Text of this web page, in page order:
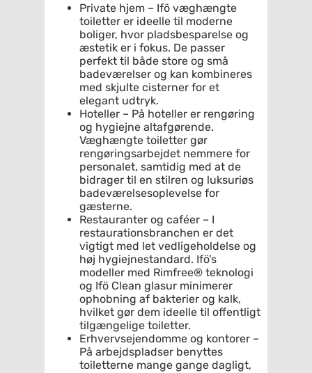
Private hjem – Ifö væghængte
toiletter er ideelle til moderne
boliger, hvor pladsbesparelse og
æstetik er i fokus. De passer
perfekt til både store og små
badeværelser og kan kombineres
med skjulte cisterner for et
elegant udtryk.
Hoteller – På hoteller er rengøring
og hygiejne altafgørende.
Væghængte toiletter gør
rengøringsarbejdet nemmere for
personalet, samtidig med at de
bidrager til en stilren og luksuriøs
badeværelsesoplevelse for
gæsterne.
Restauranter og caféer – I
restaurationsbranchen er det
vigtigt med let vedligeholdelse og
høj hygiejnestandard. Ifö’s
modeller med Rimfree® teknologi
og Ifö Clean glasur minimerer
ophobning af bakterier og kalk,
hvilket gør dem ideelle til offentligt
tilgængelige toiletter.
Erhvervsejendomme og kontorer –
På arbejdspladser benyttes
toiletterne mange gange dagligt,